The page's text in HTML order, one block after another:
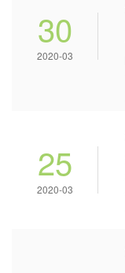
30
2020-03
25
2020-03